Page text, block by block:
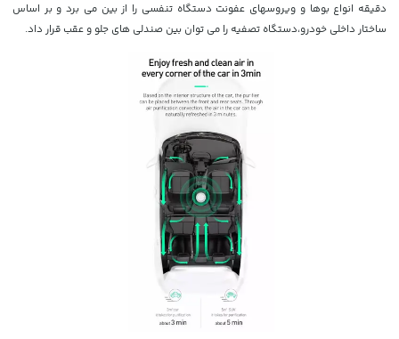
دقیقه انواع بوها و ویروسهای عفونت دستگاه تنفسی را از بین می برد و بر اساس
ساختار داخلی خودرو،دستگاه تصفیه را می توان بین صندلی های جلو و عقب قرار داد.